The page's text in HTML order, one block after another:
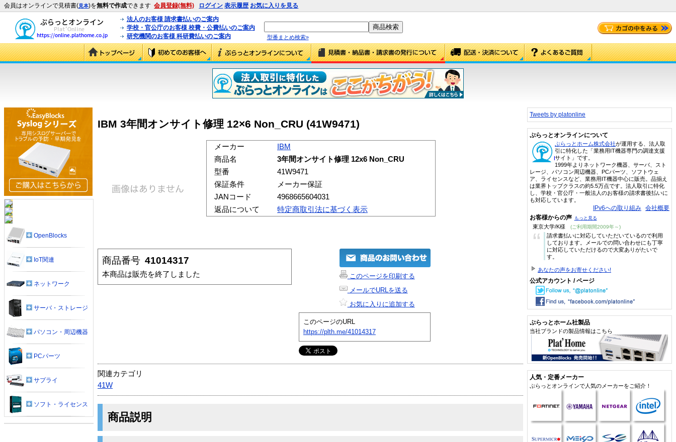
会員はオンラインで見積書(見本)を無料で作成できます 会員登録(無料) ログイン 表示履歴 お気に入りを見る
法人のお客様 請求書払いのご案内
学校・官公庁のお客様 校費・公費払いのご案内
研究機関のお客様 科研費払いのご案内
型番まとめ検索»
IBM 3年間オンサイト修理 12×6 Non_CRU (41W9471)
メーカー
IBM
商品名
3年間オンサイト修理 12x6 Non_CRU
型番
41W9471
保証条件
メーカー保証
JANコード
4968665604031
返品について
特定商取引法に基づく表示
商品番号 41014317
本商品は販売を終了しました
このページを印刷する
メールでURLを送る
お気に入りに追加する
このページのURL
https://plth.me/41014317
関連カテゴリ
41W
商品説明
OpenBlocks
IoT関連
ネットワーク
サーバ・ストレージ
パソコン・周辺機器
PCパーツ
サプライ
ソフト・ライセンス
Tweets by platonline
ぷらっとオンラインについて
ぷらっとホーム株式会社が運用する、法人取
引に特化した「業務用IT機器専門の調達支援
サイト」です。
1999年よりネットワーク機器、サーバ、スト
レージ、パソコン周辺機器、PCパーツ、ソフトウェ
ア、ライセンスなど、業務用IT機器中心に販売。品揃え
は業界トップクラスの約5.5万点です。法人取引に特化
し、学校・官公庁・一般法人のお客様の請求書後払いに
も対応しています。
IPv6への取り組み 会社概要
お客様からの声 もっと見る
東京大学/K様 (ご利用期間2009年～)
“
請求書払いに対応していただいているので利用
しております。メールでの問い合わせにも丁寧
に対応していただけるので大変ありがたいで
す。
あなたの声をお寄せください!
公式アカウント / ページ
ぷらっとホーム社製品
当社ブランドの製品情報はこちら
人気・定番メーカー
ぷらっとオンラインで人気のメーカーをご紹介！